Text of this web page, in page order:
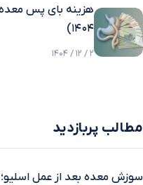
هزینه بای پس
۱۴۰۴)
2 / 12 / 1404
مطالب پربازدید
سوزش معده بعد از عمل